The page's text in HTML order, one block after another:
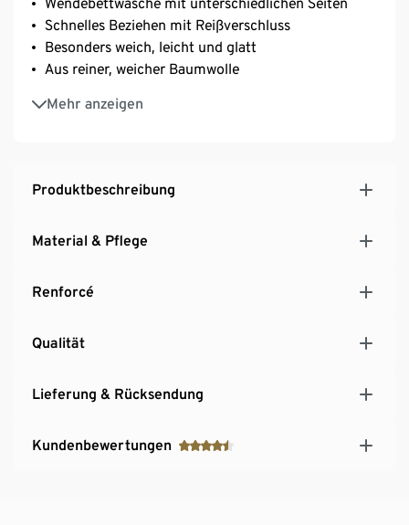
Schnelles Beziehen mit Reißverschluss
Besonders weich, leicht und glatt
Aus reiner, weicher Baumwolle
Mehr anzeigen
Strapazierfähig durch dicht gewebte Fasern
Temperaturausgleichend und saugfähig
Produktbeschreibung
Material & Pflege
Renforcé
Qualität
Lieferung & Rücksendung
Kundenbewertungen